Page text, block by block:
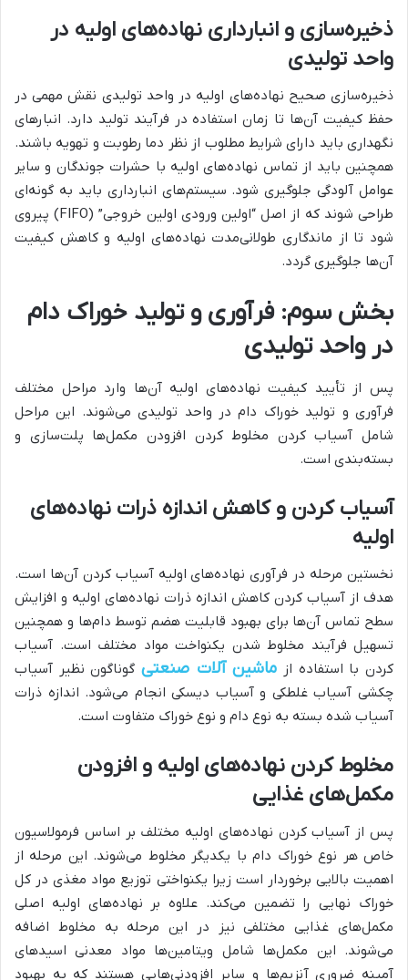
ذخیره‌سازی و انبارداری نهاده‌های اولیه در
واحد تولیدی
ذخیره‌سازی صحیح نهاده‌های اولیه در واحد تولیدی نقش مهمی در
حفظ کیفیت آن‌ها تا زمان استفاده در فرآیند تولید دارد. انبارهای
نگهداری باید دارای شرایط مطلوب از نظر دما رطوبت و تهویه باشند.
همچنین باید از تماس نهاده‌های اولیه با حشرات جوندگان و سایر
عوامل آلودگی جلوگیری شود. سیستم‌های انبارداری باید به گونه‌ای
طراحی شوند که از اصل “اولین ورودی اولین خروجی” (FIFO) پیروی
شود تا از ماندگاری طولانی‌مدت نهاده‌های اولیه و کاهش کیفیت
آن‌ها جلوگیری گردد.
بخش سوم: فرآوری و تولید خوراک دام
در واحد تولیدی
پس از تأیید کیفیت نهاده‌های اولیه آن‌ها وارد مراحل مختلف
فرآوری و تولید خوراک دام در واحد تولیدی می‌شوند. این مراحل
شامل آسیاب کردن مخلوط کردن افزودن مکمل‌ها پلت‌سازی و
بسته‌بندی است.
آسیاب کردن و کاهش اندازه ذرات نهاده‌های
اولیه
نخستین مرحله در فرآوری نهاده‌های اولیه آسیاب کردن آن‌ها است.
هدف از آسیاب کردن کاهش اندازه ذرات نهاده‌های اولیه و افزایش
سطح تماس آن‌ها برای بهبود قابلیت هضم توسط دام‌ها و همچنین
تسهیل فرآیند مخلوط شدن یکنواخت مواد مختلف است. آسیاب
کردن با استفاده از ماشین آلات صنعتی گوناگون نظیر آسیاب
چکشی آسیاب غلطکی و آسیاب دیسکی انجام می‌شود. اندازه ذرات
آسیاب شده بسته به نوع دام و نوع خوراک متفاوت است.
مخلوط کردن نهاده‌های اولیه و افزودن
مکمل‌های غذایی
پس از آسیاب کردن نهاده‌های اولیه مختلف بر اساس فرمولاسیون
خاص هر نوع خوراک دام با یکدیگر مخلوط می‌شوند. این مرحله از
اهمیت بالایی برخوردار است زیرا یکنواختی توزیع مواد مغذی در کل
خوراک نهایی را تضمین می‌کند. علاوه بر نهاده‌های اولیه اصلی
مکمل‌های غذایی مختلفی نیز در این مرحله به مخلوط اضافه
می‌شوند. این مکمل‌ها شامل ویتامین‌ها مواد معدنی اسیدهای
آمینه ضروری آنزیم‌ها و سایر افزودنی‌هایی هستند که به بهبود